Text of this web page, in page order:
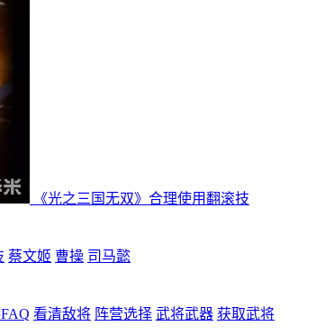
《光之三国无双》合理使用翻滚技
蔡文姬 曹操 司马懿
看清敌将 阵营选择 武将武器 获取武将